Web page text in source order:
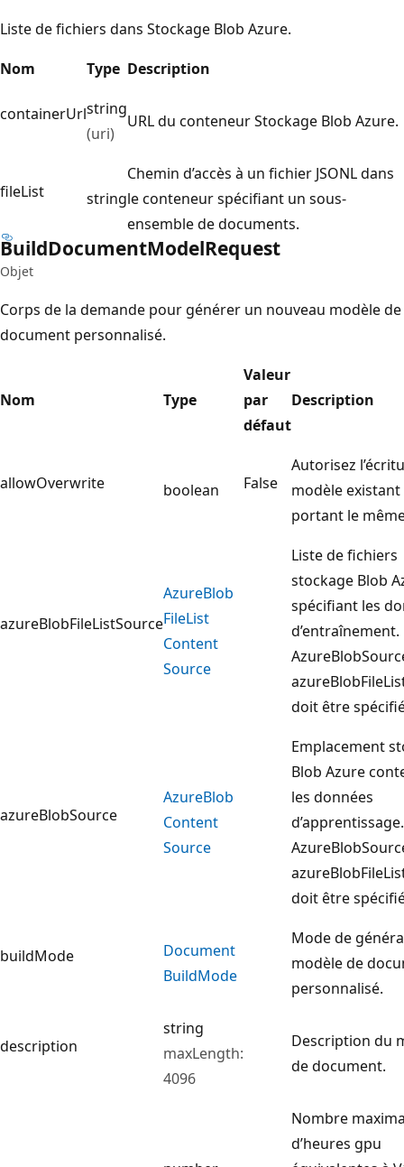
Liste de fichiers dans Stockage Blob Azure.
Nom
Type Description
containerUrlstring
(uri)
URL du conteneur Stockage Blob Azure.
fileList string
Chemin d’accès à un fichier JSONL dans
le conteneur spécifiant un sous-
ensemble de documents.
BuildDocumentModelRequest
Objet
Corps de la demande pour générer un nouveau modèle de
document personnalisé.
Nom Type
Valeur
par
défaut
Description
allowOverwrite boolean False
Autorisez
modèle existant
portant le
azureBlobFileListSource
AzureBlob
FileList
Content
Source
Liste de fichiers
stockage Blob
spécifiant les
d’entraînement.
doit être
azureBlobSource
AzureBlob
Content
Source
Emplacement
Blob Azure
les données
d’apprentissage.
doit être
buildMode
Document
BuildMode
Mode de
modèle de
personnalisé.
description
string
maxLength:
4096
Description du
de document.
Nombre
d’heures gpu